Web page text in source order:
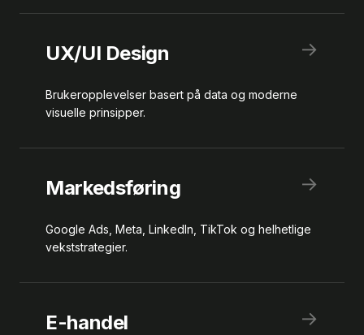
UX/UI Design →
Brukeropplevelser basert på data og moderne
visuelle prinsipper.
Markedsføring →
Google Ads, Meta, LinkedIn, TikTok og helhetlige
vekststrategier.
E-handel →